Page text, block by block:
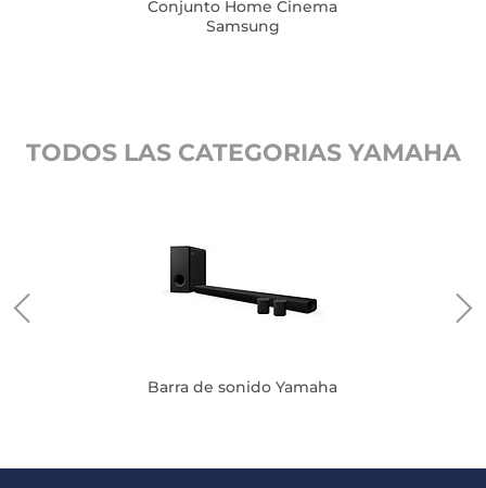
Conjunto Home Cinema
Samsung
TODOS LAS CATEGORIAS YAMAHA
Barra de sonido Yamaha